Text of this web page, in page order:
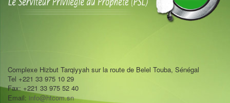
Complexe Hizbut Tarqiyyah sur la route de Belel Touba, Sénégal
Tel +221 33 975 10 29
Fax: +221 33 975 52 40
Email: info@htcom.sn